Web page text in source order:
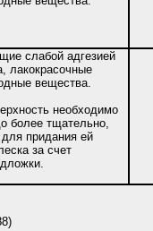
слабой адгезией
лакокрасочные
вещества.
необходимо
более тщательно,
придания ей
за счет